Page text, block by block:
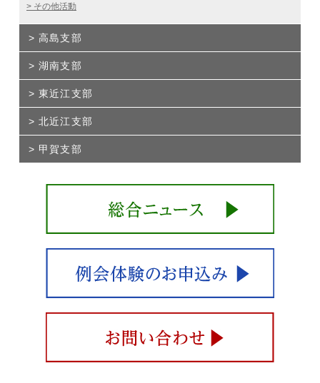
その他活動
高島支部
湖南支部
東近江支部
北近江支部
甲賀支部